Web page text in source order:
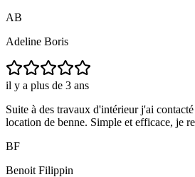
AB
Adeline Boris
il y a plus de 3 ans
Suite à des travaux d'intérieur j'ai
location de benne. Simple et efficace, je
BF
Benoit Filippin